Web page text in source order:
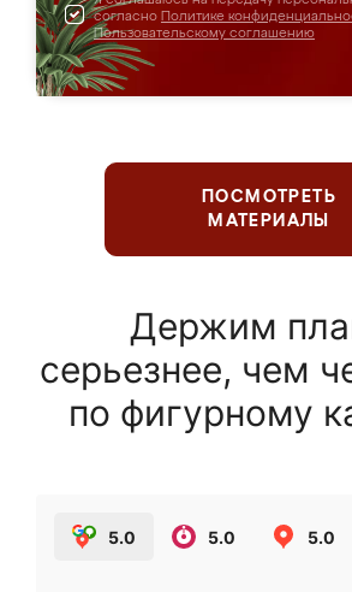
согласно Политике
Пользовательскому соглашению
ПОСМОТРЕТЬ
МАТЕРИАЛЫ
Держим
серьезнее, чем
по фигурному
5.0 5.0 5.0